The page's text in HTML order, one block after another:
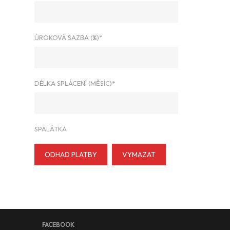
ÚROKOVÁ SAZBA (%)*
DÉLKA SPLÁCENÍ (MĚSÍC)*
SPALÁTKA
ODHAD PLATBY VYMAZAT
FACEBOOK